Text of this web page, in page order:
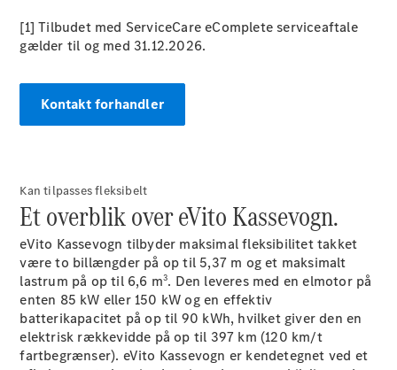
Showroom
Vito
Vito
Kassevogn
Vito Tourer
Konfigurator
Online
Showroom
Marco Polo
[1] Tilbudet med ServiceCare eComplete serviceaftale
gælder til og med 31.12.2026.
Kontakt forhandler
Kan tilpasses fleksibelt
Et overblik over eVito Kassevogn.
eVito Kassevogn tilbyder maksimal fleksibilitet takket
være to billængder på op til 5,37 m og et maksimalt
lastrum på op til 6,6 m3. Den leveres med en elmotor på
enten 85 kW eller 150 kW og en effektiv
batterikapacitet på op til 90 kWh, hvilket giver den en
elektrisk rækkevidde på op til 397 km (120 km/t
fartbegrænser). eVito Kassevogn er kendetegnet ved et